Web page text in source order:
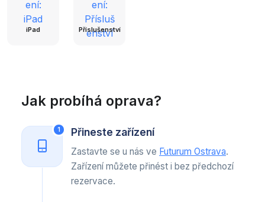
iPad Příslušenství
Jak probíhá oprava?
1 Přineste zařízení
Zastavte se u nás ve Futurum Ostrava.
Zařízení můžete přinést i bez předchozí
rezervace.